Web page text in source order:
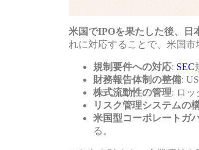
米国でIPOを果たした後、日
れに対応することで、米国市
規制要件への対応: SEC
財務報告体制の整備:
株式流動性の管理: ロッ
リスク管理システムの
米国型コーポレートガ
る。